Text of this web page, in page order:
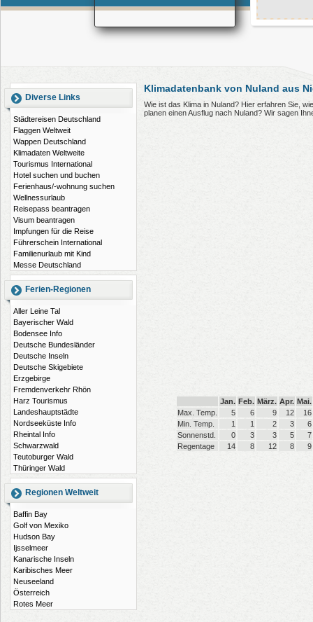
Diverse Links
Städtereisen Deutschland
Flaggen Weltweit
Wappen Deutschland
Klimadaten Weltweite
Tourismus International
Hotel suchen und buchen
Ferienhaus/-wohnung suchen
Wellnessurlaub
Reisepass beantragen
Visum beantragen
Impfungen für die Reise
Führerschein International
Familienurlaub mit Kind
Messe Deutschland
Ferien-Regionen
Aller Leine Tal
Bayerischer Wald
Bodensee Info
Deutsche Bundesländer
Deutsche Inseln
Deutsche Skigebiete
Erzgebirge
Fremdenverkehr Rhön
Harz Tourismus
Landeshauptstädte
Nordseeküste Info
Rheintal Info
Schwarzwald
Teutoburger Wald
Thüringer Wald
Regionen Weltweit
Baffin Bay
Golf von Mexiko
Hudson Bay
Ijsselmeer
Kanarische Inseln
Karibisches Meer
Neuseeland
Österreich
Rotes Meer
Klimadatenbank von Nuland aus
Wie ist das Klima in Nuland? Hier erfahren Sie,
planen einen Ausflug nach Nuland? Wir sagen
Jan. Feb. März. Apr. Mai.
Max. Temp.
5 6 9 12
16
Min. Temp.
1 1 2 3
6
Sonnenstd.
0 3 3 5
7
Regentage
14 8 12 8 9